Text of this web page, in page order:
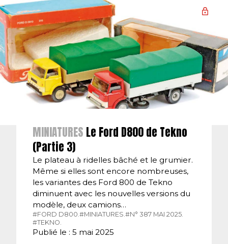
MINIATURES Le Ford D800 de Tekno
(Partie 3)
Le plateau à ridelles bâché et le grumier.
Même si elles sont encore nombreuses,
les variantes des Ford 800 de Tekno
diminuent avec les nouvelles versions du
modèle, deux camions…
#FORD D800.#MINIATURES.#N° 387 MAI 2025.
#TEKNO.
Publié le : 5 mai 2025